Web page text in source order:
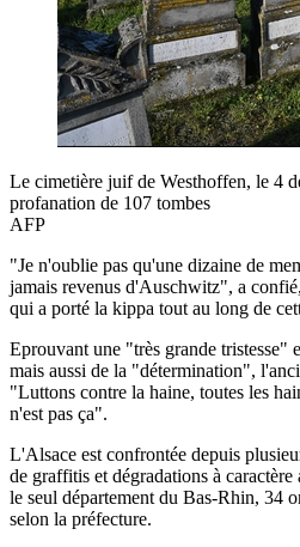
Le cimetière juif de Westhoffen, le 4
profanation de 107 tombes
AFP
"Je n'oublie pas qu'une dizaine de
jamais revenus d'Auschwitz", a
qui a porté la kippa tout au long de
Eprouvant une "très grande tristesse"
mais aussi de la "détermination",
"Luttons contre la haine, toutes les
n'est pas ça".
L'Alsace est confrontée depuis
de graffitis et dégradations à
le seul département du Bas-Rhin, 34
selon la préfecture.